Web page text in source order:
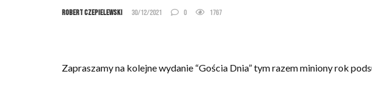
Robert Czepielewski 30/12/2021 0 1767
Zapraszamy na kolejne wydanie “Gościa Dnia” tym razem miniony rok